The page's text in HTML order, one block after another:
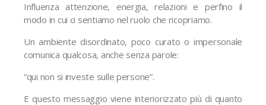
Influenza attenzione, energia, relazioni e perfino il
modo in cui ci sentiamo nel ruolo che ricopriamo.
Un ambiente disordinato, poco curato o impersonale
comunica qualcosa, anche senza parole:
“qui non si investe sulle persone”.
E questo messaggio viene interiorizzato più di quanto